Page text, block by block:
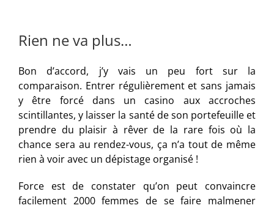
Rien ne va plus…
Bon d’accord, j’y vais un peu fort sur la
comparaison. Entrer régulièrement et sans jamais
y être forcé dans un casino aux accroches
scintillantes, y laisser la santé de son portefeuille et
prendre du plaisir à rêver de la rare fois où la
chance sera au rendez-vous, ça n’a tout de même
rien à voir avec un dépistage organisé !
Force est de constater qu’on peut convaincre
facilement 2000 femmes de se faire malmener